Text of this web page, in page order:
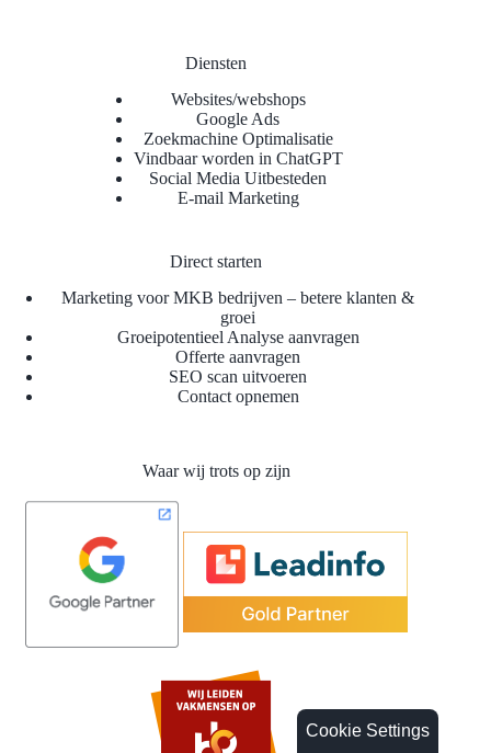
Cookie Settings
Diensten
Websites/webshops
Google Ads
Zoekmachine Optimalisatie
Vindbaar worden in ChatGPT
Social Media Uitbesteden
E-mail Marketing
Direct starten
Marketing voor MKB bedrijven – betere klanten &
groei
Groeipotentieel Analyse aanvragen
Offerte aanvragen
SEO scan uitvoeren
Contact opnemen
Waar wij trots op zijn